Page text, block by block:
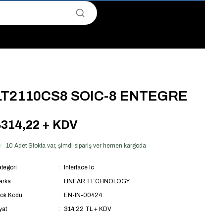
Kaçırmayın!"
Proje Fiyatları."
SOIC-8 ENTEGRE
+ KDV
10 Adet Stokta var, şimdi sipariş ver hemen kargoda
Interface Ic
LINEAR TECHNOLOGY
Kodu
EN-IN-00424
314,22 TL + KDV